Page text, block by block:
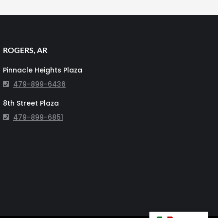
ROGERS, AR
Pinnacle Heights Plaza
479-899-6436
8th Street Plaza
479-899-6851